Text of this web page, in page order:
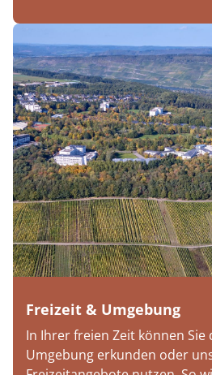
Freizeit & Umgebung
In Ihrer freien Zeit können Sie
Umgebung erkunden oder